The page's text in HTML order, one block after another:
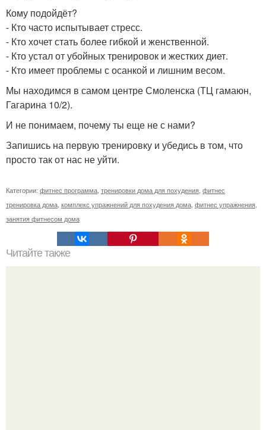
Кому подойдёт?
- Кто часто испытывает стресс.
- Кто хочет стать более гибкой и женственной.
- Кто устал от убойных тренировок и жестких диет.
- Кто имеет проблемы с осанкой и лишним весом.
Мы находимся в самом центре Смоленска (ТЦ гамаюн,
Гагарина 10/2).
И не понимаем, почему ты еще не с нами?
Запишись на первую тренировку и убедись в том, что
просто так от нас не уйти.
Категории: фитнес программа тренировки дома для похудения фитнес
тренировка дома комплекс упражнений для похудения дома фитнес упражнения
занятия фитнесом дома
Читайте также